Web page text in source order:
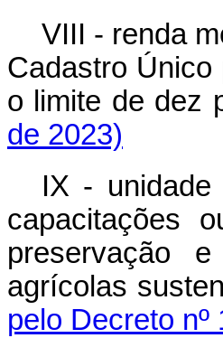
VIII - renda
Cadastro
o limite de
de 2023)
IX - unidade
capacitações
preservação
agrícolas
pelo Decreto nº